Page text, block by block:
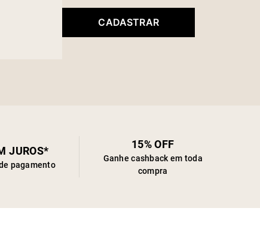
CADASTRAR
JUROS*
pagamento
15% OFF
Ganhe cashback em toda
compra